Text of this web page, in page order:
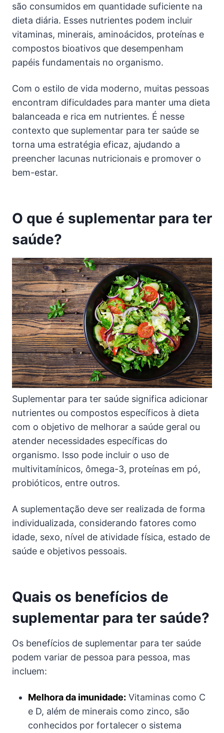
são consumidos em quantidade suficiente na
dieta diária. Esses nutrientes podem incluir
vitaminas, minerais, aminoácidos, proteínas e
compostos bioativos que desempenham
papéis fundamentais no organismo.
Com o estilo de vida moderno, muitas pessoas
encontram dificuldades para manter uma dieta
balanceada e rica em nutrientes. É nesse
contexto que suplementar para ter saúde se
torna uma estratégia eficaz, ajudando a
preencher lacunas nutricionais e promover o
bem-estar.
O que é suplementar para ter
saúde?
Suplementar para ter saúde significa adicionar
nutrientes ou compostos específicos à dieta
com o objetivo de melhorar a saúde geral ou
atender necessidades específicas do
organismo. Isso pode incluir o uso de
multivitamínicos, ômega-3, proteínas em pó,
probióticos, entre outros.
A suplementação deve ser realizada de forma
individualizada, considerando fatores como
idade, sexo, nível de atividade física, estado de
saúde e objetivos pessoais.
Quais os benefícios de
suplementar para ter saúde?
Os benefícios de suplementar para ter saúde
podem variar de pessoa para pessoa, mas
incluem:
Melhora da imunidade: Vitaminas como C
e D, além de minerais como zinco, são
conhecidos por fortalecer o sistema